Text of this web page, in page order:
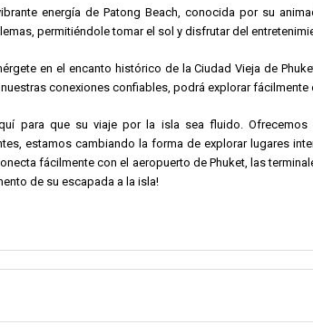
energía de Patong Beach, conocida por su
permitiéndole tomar el sol y disfrutar del
en el encanto histórico de la Ciudad Vieja de
conexiones confiables, podrá explorar
para que su viaje por la isla sea fluido.
estamos cambiando la forma de explorar lugares
fácilmente con el aeropuerto de Phuket, las
de su escapada a la isla!